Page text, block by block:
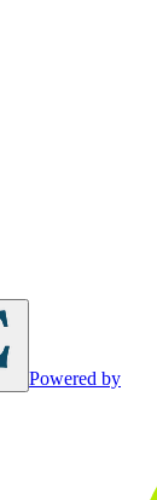
Powered by